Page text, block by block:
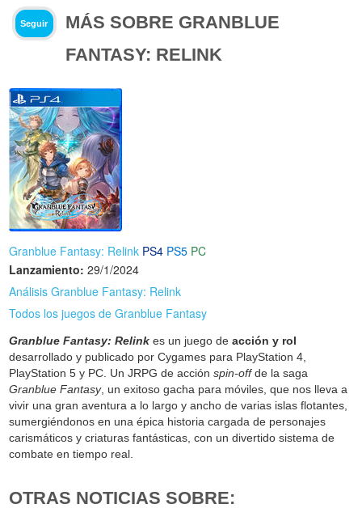
Seguir
MÁS SOBRE GRANBLUE
FANTASY: RELINK
Granblue Fantasy: Relink PS4 PS5 PC
Lanzamiento: 29/1/2024
Análisis Granblue Fantasy: Relink
Todos los juegos de Granblue Fantasy
Granblue Fantasy: Relink es un juego deacción y rol
desarrollado y publicado por Cygames para PlayStation 4,
PlayStation 5 y PC. Un JRPG de acciónspin-offde la saga
Granblue Fantasy, un exitoso gacha para móviles, que nos lleva a
vivir una gran aventura a lo largo y ancho de varias islas flotantes,
sumergiéndonos en una épica historia cargada de personajes
carismáticos y criaturas fantásticas, con un divertido sistema de
combate en tiempo real.
OTRAS NOTICIAS SOBRE: